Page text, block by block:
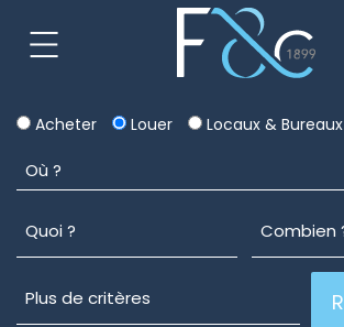
Acheter Louer Locaux & Bureaux